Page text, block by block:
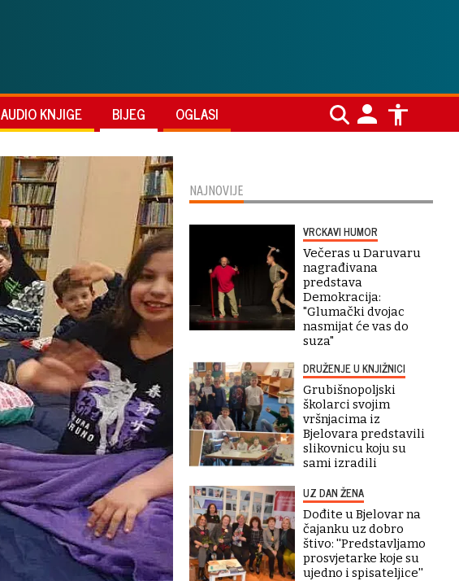
AUDIO KNJIGE BIJEG OGLASI
NAJNOVIJE
VRCKAVI HUMOR
Večeras u Daruvaru
nagrađivana
predstava
Demokracija:
"Glumački dvojac
nasmijat će vas do
suza"
DRUŽENJE U KNJIŽNICI
Grubišnopoljski
školarci svojim
vršnjacima iz
Bjelovara predstavili
slikovnicu koju su
sami izradili
UZ DAN ŽENA
Dođite u Bjelovar na
čajanku uz dobro
štivo: ''Predstavljamo
prosvjetarke koje su
ujedno i spisateljice''